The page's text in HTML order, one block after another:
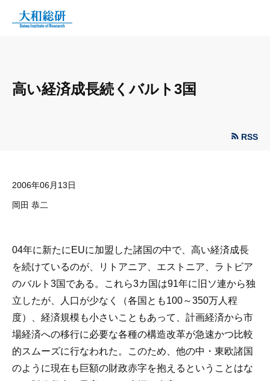
高い経済成長続くバルト3国
RSS
2006年06月13日
岡田 恭二
04年に新たにEUに加盟した諸国の中で、高い経済成長
を続けているのが、リトアニア、エストニア、ラトビア
のバルト3国である。これら3カ国は91年に旧ソ連から独
立したが、人口が少なく（各国とも100～350万人程
度）、経済規模も小さいこともあって、計画経済から市
場経済への移行に必要な各種の構造改革が急速かつ比較
的スムーズに行なわれた。このため、他の中・東欧諸国
のように現在も巨額の財政赤字を抱えるということはな